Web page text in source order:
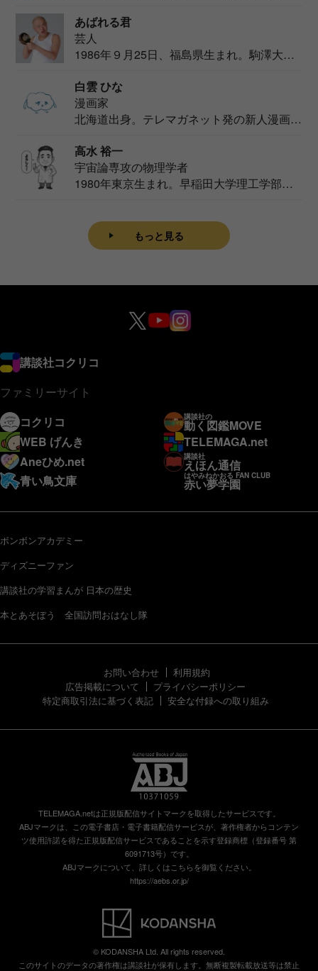
あばれる君
芸人
1986年９月25日、福島県生まれ。駒澤大学
白雲 ひな
漫画家
北海道出身。テレマガネット発の新人漫画
高水 裕一
宇宙論専攻の物理学者
1980年東京生まれ。早稲田大学理工学部物
もっと見る
講談社コクリコ
ファミリーサイト
コクリコ
講談社の
動く図鑑MOVE
WEB げんき
TELEMAGA.net
Aneひめ.net
講談社
えほん通信
青い鳥文庫
はやみねかおる FAN CLUB
赤い夢学園
ボンボンアカデミー
ディズニーファン
講談社の学習まんが 日本の歴史
本とあそぼう 全国訪問おはなし隊
お問い合わせ
利用規約
広告掲載について
プライバシーポリシー
特定商取引法に基づく表記
安全な付録への取り組み
TELEMAGA.netは正規版配信サイトマークを取得したサービスです。
ABJマークは、この電子書店・電子書籍配信サービスが、著作権者からコンテン
ツ使用許諾を得た正規版配信サービスであることを示す登録商標（登録番号 第
6091713号）です。
ABJマークについて、詳しくはこちらを御覧ください。
https://aebs.or.jp/
© KODANSHA Ltd. All rights reserved.
このサイトのデータの著作権は講談社が保有します。無断複製転載放送等は禁止